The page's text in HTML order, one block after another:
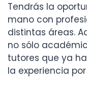
Tendrás la
mano con
distintas áreas.
no sólo
tutores que ya
la experiencia